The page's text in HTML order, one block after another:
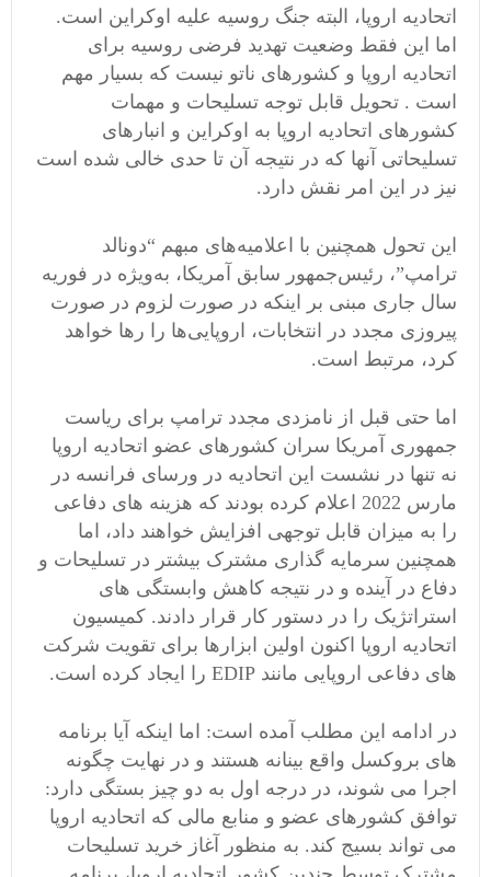
اتحادیه اروپا، البته جنگ روسیه علیه اوکراین است.
اما این فقط وضعیت تهدید فرضی روسیه برای
اتحادیه اروپا و کشورهای ناتو نیست که بسیار مهم
است . تحویل قابل توجه تسلیحات و مهمات
کشورهای اتحادیه اروپا به اوکراین و انبارهای
تسلیحاتی آنها که در نتیجه آن تا حدی خالی شده است
نیز در این امر نقش دارد.
این تحول همچنین با اعلامیه‌های مبهم “دونالد
ترامپ”، رئیس‌جمهور سابق آمریکا، به‌ویژه در فوریه
سال جاری مبنی بر اینکه در صورت لزوم در صورت
پیروزی مجدد در انتخابات، اروپایی‌ها را رها خواهد
کرد، مرتبط است.
اما حتی قبل از نامزدی مجدد ترامپ برای ریاست
جمهوری آمریکا سران کشورهای عضو اتحادیه اروپا
نه تنها در نشست این اتحادیه در ورسای فرانسه در
مارس 2022 اعلام کرده بودند که هزینه های دفاعی
را به میزان قابل توجهی افزایش خواهند داد، اما
همچنین سرمایه گذاری مشترک بیشتر در تسلیحات و
دفاع در آینده و در نتیجه کاهش وابستگی های
استراتژیک را در دستور کار قرار دادند. کمیسیون
اتحادیه اروپا اکنون اولین ابزارها برای تقویت شرکت
های دفاعی اروپایی مانند EDIP را ایجاد کرده است.
در ادامه این مطلب آمده است: اما اینکه آیا برنامه
های بروکسل واقع بینانه هستند و در نهایت چگونه
اجرا می شوند، در درجه اول به دو چیز بستگی دارد:
توافق کشورهای عضو و منابع مالی که اتحادیه اروپا
می تواند بسیج کند. به منظور آغاز خرید تسلیحات